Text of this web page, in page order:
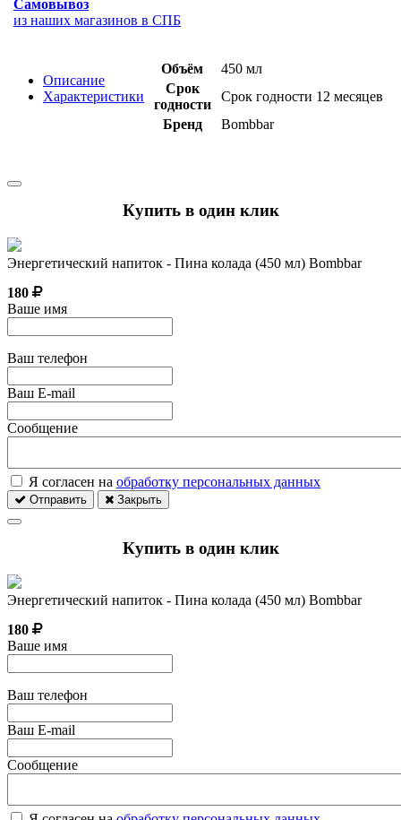
Самовывоз
из наших магазинов в СПБ
Описание
Характеристики
Объём
450 мл
Срок
годности
Срок годности 12 месяцев
Бренд
Bombbar
Купить в один клик
Энергетический напиток - Пина колада (450 мл) Bombbar
180
Ваше имя
Ваш телефон
Ваш E-mail
Сообщение
Я согласен на обработку персональных данных
Отправить Закрыть
Купить в один клик
Энергетический напиток - Пина колада (450 мл) Bombbar
180
Ваше имя
Ваш телефон
Ваш E-mail
Сообщение